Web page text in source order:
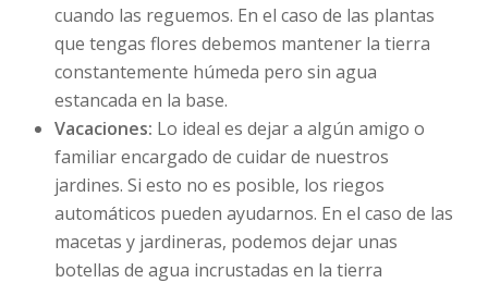
cuando las reguemos. En el caso de las plantas
que tengas flores debemos mantener la tierra
constantemente húmeda pero sin agua
estancada en la base.
Vacaciones: Lo ideal es dejar a algún amigo o
familiar encargado de cuidar de nuestros
jardines. Si esto no es posible, los riegos
automáticos pueden ayudarnos. En el caso de las
macetas y jardineras, podemos dejar unas
botellas de agua incrustadas en la tierra